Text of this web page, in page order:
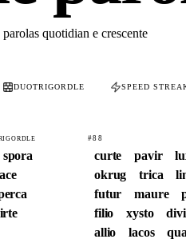
parolas quotidian e crescente
DUOTRIGORDLE SPEED
spora
#88
curte pavir
okrug
trica
futur
maure
filio
xysto
allio
lacos